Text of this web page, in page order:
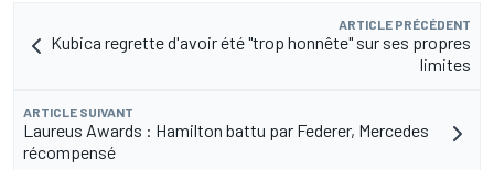
ARTICLE PRÉCÉDENT
Kubica regrette d'avoir été "trop honnête" sur ses propres
limites
ARTICLE SUIVANT
Laureus Awards : Hamilton battu par Federer, Mercedes
récompensé